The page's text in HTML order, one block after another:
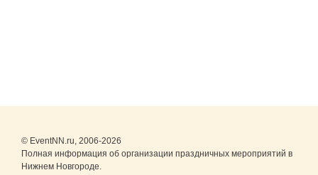
© EventNN.ru, 2006-2026
Полная информация об организации праздничных мероприятий в
Нижнем Новгороде.